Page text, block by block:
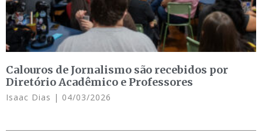
Calouros de Jornalismo são recebidos por
Diretório Acadêmico e Professores
Isaac Dias 04/03/2026